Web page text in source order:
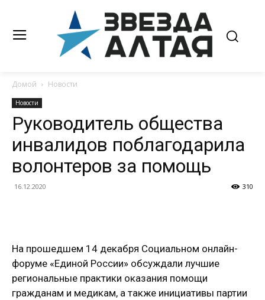
Домой Новости
Новости
Руководитель общества
инвалидов поблагодарила
волонтеров за помощь
16.12.2020 310
На прошедшем 14 декабря Социальном онлайн-
форуме «Единой России» обсуждали лучшие
региональные практики оказания помощи
гражданам и медикам, а также инициативы партии